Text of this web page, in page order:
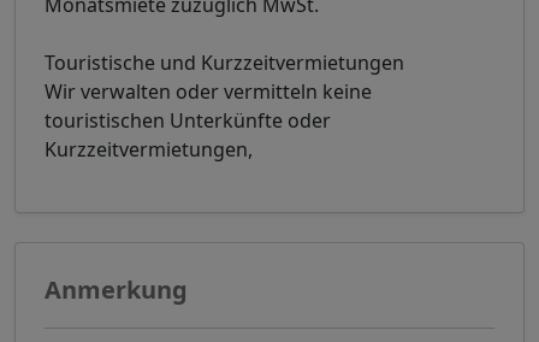
Monatsmiete zuzüglich MwSt.
Touristische und Kurzzeitvermietungen
Wir verwalten oder vermitteln keine
touristischen Unterkünfte oder
Kurzzeitvermietungen,
Anmerkung